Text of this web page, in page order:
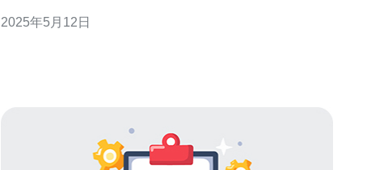
务商并进行租用。 在选择越南云主机VPS服务商时，需要
2025年5月12日